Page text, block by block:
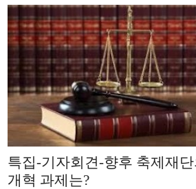
특집-기자회견-향후 축제재단
개혁 과제는?